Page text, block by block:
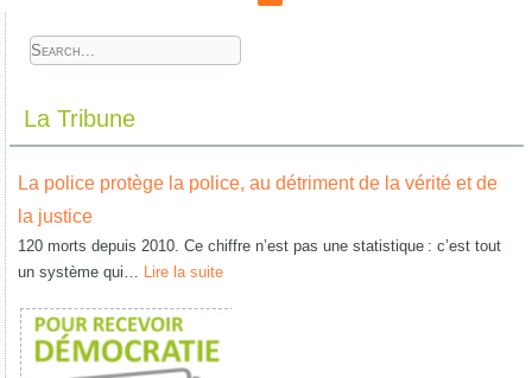
La Tribune
La police protège la police, au détriment de la vérité et de
la justice
120 morts depuis 2010. Ce chiffre n’est pas une statistique : c’est tout
un système qui… Lire la suite